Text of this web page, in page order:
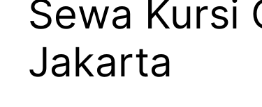
Sewa Kursi
Jakarta